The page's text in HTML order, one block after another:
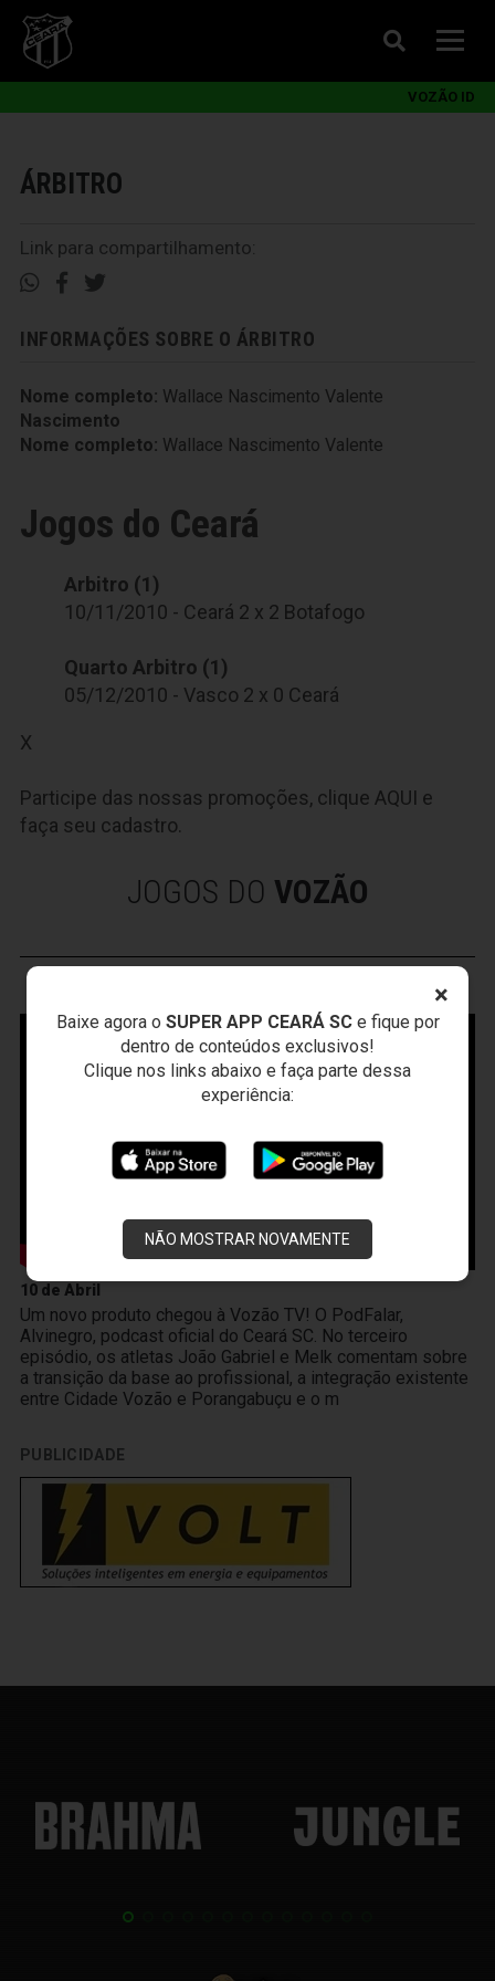
×
Baixe agora o SUPER APP CEARÁ SCe fique por
dentro de conteúdos exclusivos!
Clique nos links abaixo e faça parte dessa
experiência:
NÃO MOSTRAR NOVAMENTE
VOZÃO ID
ÁRBITRO
Link para compartilhamento:
INFORMAÇÕES SOBRE O ÁRBITRO
Nome completo: Wallace Nascimento Valente
Nascimento
Nome completo: Wallace Nascimento Valente
Jogos do Ceará
Arbitro (1)
10/11/2010 - Ceará 2 x 2 Botafogo
Quarto Arbitro (1)
05/12/2010 - Vasco 2 x 0 Ceará
X
Participe das nossas promoções, clique AQUI e
faça seu cadastro.
JOGOS DO VOZÃO
10 de Abril
Um novo produto chegou à Vozão TV! O PodFalar,
Alvinegro, podcast oficial do Ceará SC. No terceiro
episódio, os atletas João Gabriel e Melk comentam sobre
a transição da base ao profissional, a integração existente
entre Cidade Vozão e Porangabuçu e o m
PUBLICIDADE